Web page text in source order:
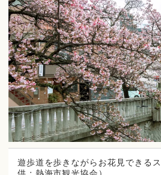
遊歩道を歩きながらお花見できる